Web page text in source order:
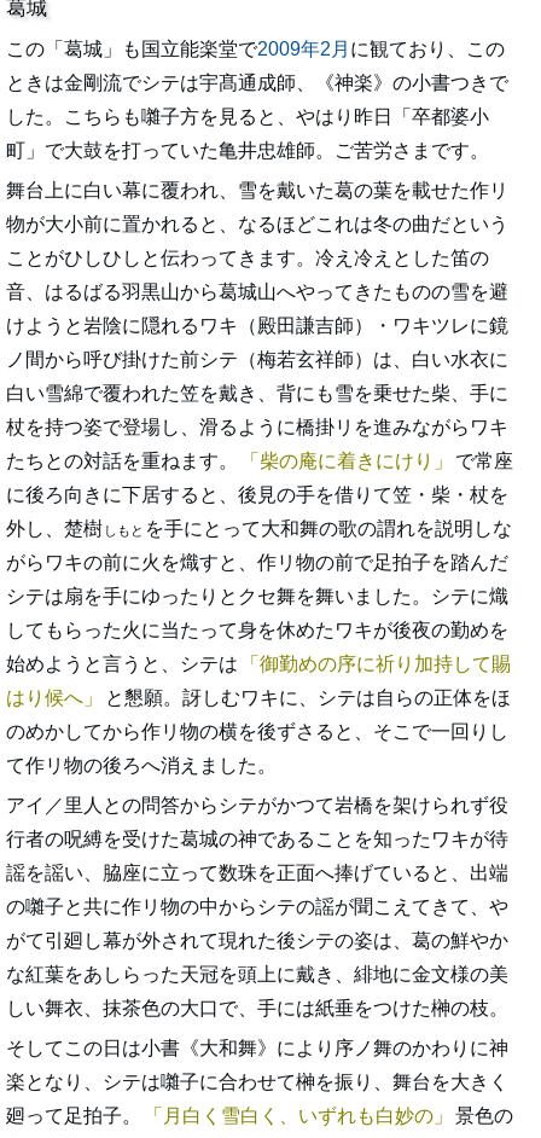
葛城
この「葛城」も国立能楽堂で2009年2月 に観ており、この
ときは金剛流でシテは宇髙通成師、《神楽》の小書つきで
した。こちらも囃子方を見ると、やはり昨日「卒都婆小
町」で大鼓を打っていた亀井忠雄師。ご苦労さまです。
舞台上に白い幕に覆われ、雪を戴いた葛の葉を載せた作リ
物が大小前に置かれると、なるほどこれは冬の曲だという
ことがひしひしと伝わってきます。冷え冷えとした笛の
音、はるばる羽黒山から葛城山へやってきたものの雪を避
けようと岩陰に隠れるワキ（殿田謙吉師）・ワキツレに鏡
ノ間から呼び掛けた前シテ（梅若玄祥師）は、白い水衣に
白い雪綿で覆われた笠を戴き、背にも雪を乗せた柴、手に
杖を持つ姿で登場し、滑るように橋掛リを進みながらワキ
たちとの対話を重ねます。
柴の庵に着きにけり
で常座
に後ろ向きに下居すると、後見の手を借りて笠・柴・杖を
外し、楚樹 しもと を手にとって大和舞の歌の謂れを説明しな
がらワキの前に火を熾すと、作リ物の前で足拍子を踏んだ
シテは扇を手にゆったりとクセ舞を舞いました。シテに熾
してもらった火に当たって身を休めたワキが後夜の勤めを
始めようと言うと、シテは
御勤めの序に祈り加持して賜
はり候へ
と懇願。訝しむワキに、シテは自らの正体をほ
のめかしてから作リ物の横を後ずさると、そこで一回りし
て作リ物の後ろへ消えました。
アイ／里人との問答からシテがかつて岩橋を架けられず役
行者の呪縛を受けた葛城の神であることを知ったワキが待
謡を謡い、脇座に立って数珠を正面へ捧げていると、出端
の囃子と共に作リ物の中からシテの謡が聞こえてきて、や
がて引廻し幕が外されて現れた後シテの姿は、葛の鮮やか
な紅葉をあしらった天冠を頭上に戴き、緋地に金文様の美
しい舞衣、抹茶色の大口で、手には紙垂をつけた榊の枝。
そしてこの日は小書《大和舞》により序ノ舞のかわりに神
楽となり、シテは囃子に合わせて榊を振り、舞台を大きく
廻って足拍子。
月白く雪白く、いずれも白妙の
景色の